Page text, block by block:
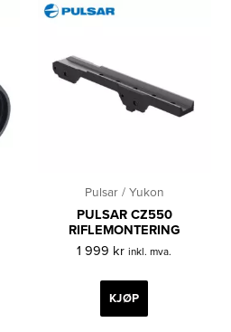
Pulsar / Yukon
PULSAR CZ550
RIFLEMONTERING
1 999 kr inkl. mva.
KJØP